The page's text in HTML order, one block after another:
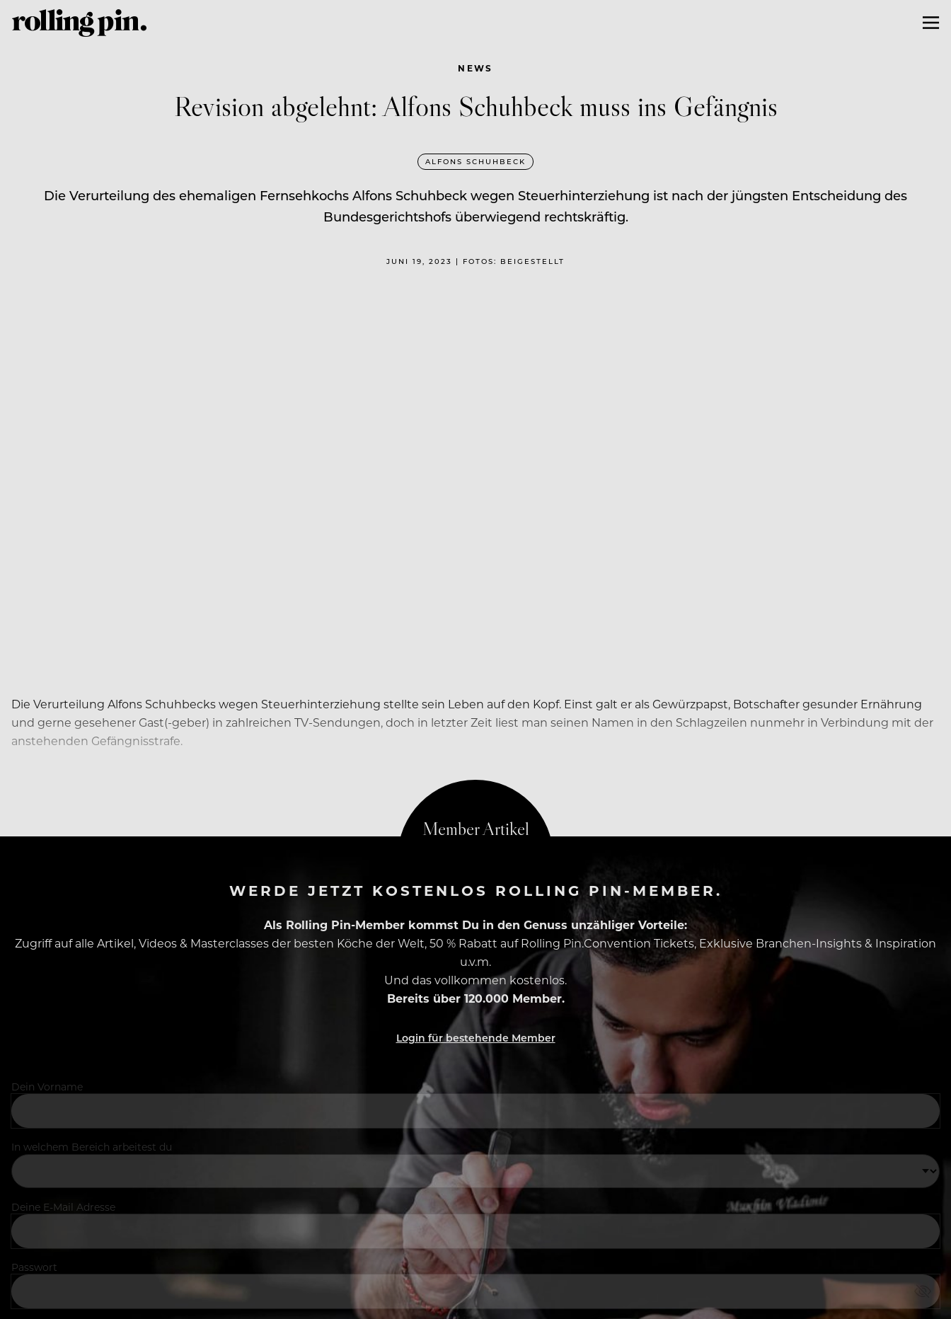
NEWS
Revision abgelehnt: Alfons Schuhbeck muss ins Gefängnis
ALFONS SCHUHBECK
Die Verurteilung des ehemaligen Fernsehkochs Alfons Schuhbeck wegen Steuerhinterziehung ist nach der jüngsten Entscheidung des
Bundesgerichtshofs überwiegend rechtskräftig.
JUNI 19, 2023 | FOTOS: BEIGESTELLT
Die Verurteilung Alfons Schuhbecks wegen Steuerhinterziehung stellte sein Leben auf den Kopf. Einst galt er als Gewürzpapst, Botschafter gesunder Ernährung
und gerne gesehener Gast(-geber) in zahlreichen TV-Sendungen, doch in letzter Zeit liest man seinen Namen in den Schlagzeilen nunmehr in Verbindung mit der
anstehenden Gefängnisstrafe.
legte Schuhbeck Revision ein und konnte so den Antritt der Strafe bisher aufschieben
WERDE JETZT KOSTENLOS ROLLING PIN-MEMBER.
Als Rolling Pin-Member kommst Du in den Genuss unzähliger Vorteile:
Zugriff auf alle Artikel, Videos & Masterclasses der besten Köche der Welt, 50 % Rabatt auf Rolling Pin.Convention Tickets, Exklusive Branchen-Insights & Inspiration
u.v.m.
Und das vollkommen kostenlos.
Bereits über 120.000 Member.
Login für bestehende Member
Dein Vorname
In welchem Bereich arbeitest du
Deine E-Mail Adresse
Passwort